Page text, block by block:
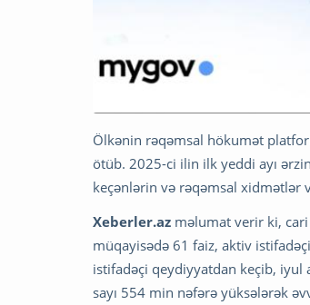
Ölkənin rəqəmsal hökumət
ötüb. 2025-ci ilin ilk yeddi ayı
keçənlərin və rəqəmsal xidmətlər
Xeberler.az məlumat verir ki,
müqayisədə 61 faiz, aktiv
istifadəçi qeydiyyatdan keçib, iyul
sayı 554 min nəfərə yüksələrək